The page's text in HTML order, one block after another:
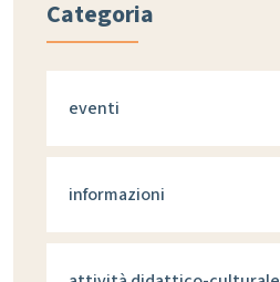
Categoria
eventi
informazioni